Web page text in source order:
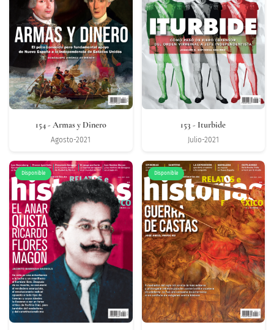
154- Armas y Dinero
Agosto-2021
153 - Iturbide
Julio-2021
Disponible Disponible